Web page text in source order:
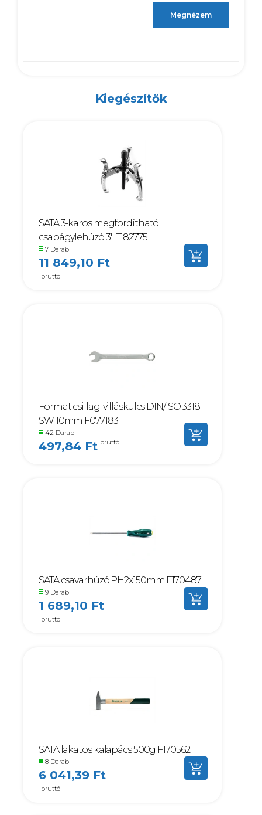
Megnézem
Kiegészítők
SATA 3-karos megfordítható
csapágylehúzó 3" F182775
7 Darab
11 849,10 Ft
bruttó
Format csillag-villáskulcs DIN/ISO 3318
SW 10mm F077183
42 Darab
497,84 Ft bruttó
SATA csavarhúzó PH2x150mm F170487
9 Darab
1 689,10 Ft
bruttó
SATA lakatos kalapács 500g F170562
8 Darab
6 041,39 Ft
bruttó